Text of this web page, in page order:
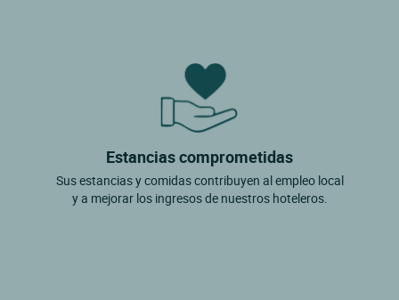
Estancias comprometidas
Sus estancias y comidas contribuyen al empleo local
y a mejorar los ingresos de nuestros hoteleros.